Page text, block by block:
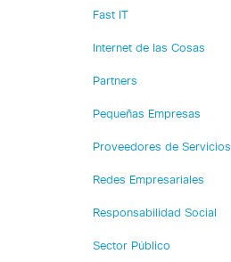
Fast IT
Internet de las Cosas
Partners
Pequeñas Empresas
Proveedores de Servicios
Redes Empresariales
Responsabilidad Social
Sector Público